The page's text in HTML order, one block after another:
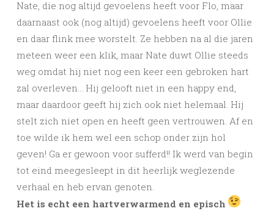
Nate, die nog altijd gevoelens heeft voor Flo, maar
daarnaast ook (nog altijd) gevoelens heeft voor Ollie
en daar flink mee worstelt. Ze hebben na al die jaren
meteen weer een klik, maar Nate duwt Ollie steeds
weg omdat hij niet nog een keer een gebroken hart
zal overleven… Hij gelooft niet in een happy end,
maar daardoor geeft hij zich ook niet helemaal. Hij
stelt zich niet open en heeft geen vertrouwen. Af en
toe wilde ik hem wel een schop onder zijn hol
geven! Ga er gewoon voor sufferd!! Ik werd van begin
tot eind meegesleept in dit heerlijk weglezende
verhaal en heb ervan genoten.
Het is echt een hartverwarmend en episch